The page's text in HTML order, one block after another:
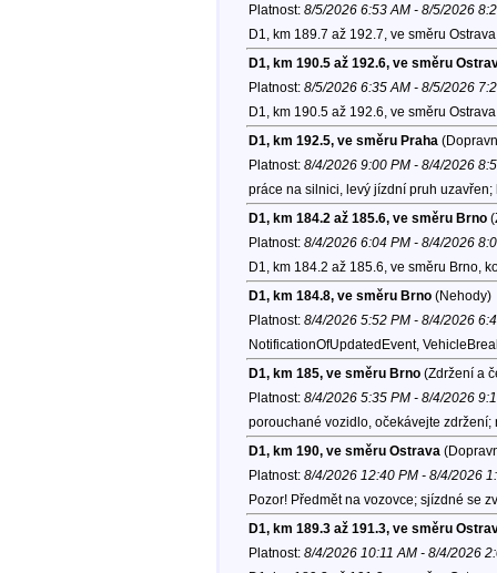
Platnost: 8/5/2026 6:53 AM - 8/5/2026
D1, km 189.7 až 192.7, ve směru
D1, km 190.5 až 192.6, ve směru
Platnost: 8/5/2026 6:35 AM - 8/5/2026
D1, km 190.5 až 192.6, ve směru
D1, km 192.5, ve směru Praha
Platnost: 8/4/2026 9:00 PM - 8/4/2026
práce na silnici, levý jízdní pruh
D1, km 184.2 až 185.6, ve směru Brno
Platnost: 8/4/2026 6:04 PM - 8/4/2026
D1, km 184.2 až 185.6, ve směru Brno,
D1, km 184.8, ve směru Brno(Nehody)
Platnost: 8/4/2026 5:52 PM - 8/4/2026
NotificationOfUpdatedEvent,
D1, km 185, ve směru Brno(Zdržení a
Platnost: 8/4/2026 5:35 PM - 8/4/2026
porouchané vozidlo, očekávejte
D1, km 190, ve směru Ostrava
Platnost: 8/4/2026 12:40 PM - 8/4/2026
Pozor! Předmět na vozovce; sjízdné se
D1, km 189.3 až 191.3, ve směru
Platnost: 8/4/2026 10:11 AM - 8/4/2026